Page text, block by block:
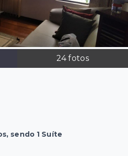
24fotos
sendo 1 Suíte